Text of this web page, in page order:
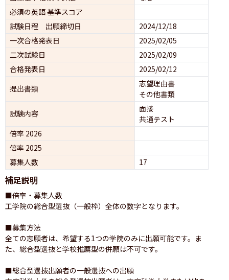
必須の英語 基準スコア
試験日程 出願締切日
2024/12/18
一次合格発表日
2025/02/05
二次試験日
2025/02/09
合格発表日
2025/02/12
提出書類
志望理由書
その他書類
試験内容
面接
共通テスト
倍率 2026
倍率 2025
募集人数
17
補足説明
■倍率・募集人数
工学院の総合型選抜（一般枠）全体の数字となります。
■募集方法
全ての志願者は、希望する1つの学院のみに出願可能です。ま
た、総合型選抜と学校推薦型の併願は不可です。
■総合型選抜出願者の一般選抜への出願